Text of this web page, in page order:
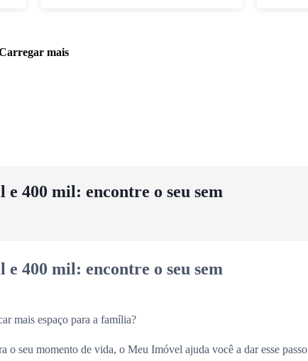
mais
400 mil: encontre o seu sem
400 mil: encontre o seu sem
mais espaço para a família?
o seu momento de vida, o Meu Imóvel ajuda você a dar esse passo